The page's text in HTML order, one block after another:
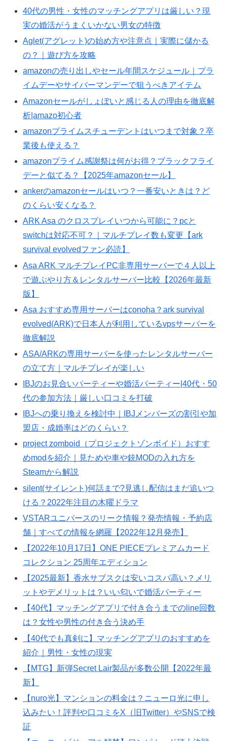
40代の男性・女性のマッチングアプリは厳しい？現
実の婚活がうまくいかない男女の特徴
Aglet(アグレット)の始め方や注意点｜実際に儲かる
の？｜遊び方を攻略
amazonの売り出しやセール年間スケジュール｜プラ
イムデーやサイバーマンデーで狙うべきアイテム
Amazonセールがしょぼいと感じる人の理由を徹底解
析|amazo初心者
amazonプライムスチューデントはいつまで対象？卒
業後も使える？
amazonプライム感謝祭は何がお得？ブラックフライ
デーと似てる？【2025年amazonセール】
ankerのamazonセールはいつ？一番安いときは？ど
のくらい安くなる？
ARK Asa のクロスプレイいつから可能に？pcと
switchは対応不可？｜マルチプレイ数も変更【ark
survival evolvedファン必読】
Asa ARK マルチプレイPC非専用サーバーで４人以上
で遊ぶやり方＆レンタルサーバー比較【2026年最新
版】
Asa おすすめ専用サーバーはconoha？ark survival
evolved(ARK)で日本人が利用しているvpsサーバーを
徹底解説
ASA/ARKの専用サーバーを使ったレンタルサーバー
の立て方｜マルチプレイが楽しい
IBJのお見合いパーティーや婚活パーティー|40代・50
代の参加方法｜厳しい口コミを打破
IBJへの乗り換えを検討中｜IBJメンバーズの割引や加
盟店・成婚率はどのくらい？
project zomboid（プロジェクトゾンボイド）おすす
めmodを紹介｜見ためや車や銃MODの入れ方を
Steamから解説
silent(サイレント)何話まで?見逃し配信はまだ追いつ
ける？2022年注目の木曜ドラマ
VSTARユニバースのリーク情報？発売情報・予約店
舗｜すべての情報を網羅【2022年12月発売】
【2022年10月17日】ONE PIECEプレミアムカード
コレクション 25周年エディション
【2025最新】香水サブスクは安いコスパ高い？メリ
ットやデメリットは？いい匂いで婚活パーティー
【40代】マッチングアプリで付き合うまでのline回数
は？女性や男性の付き合う決め手
【40代でも真剣に】マッチングアプリのおすすめを
紹介｜男性・女性の現実
【MTG】新弾Secret Lair製品が多数公開【2022年最
新】
【nuro光】マンションの料金は？ニューロ光に申し
込みたい！評判や口コミをX（旧Twitter）やSNSで検
証